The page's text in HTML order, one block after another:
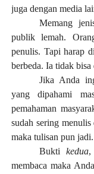
juga dengan media
Memang
publik lemah.
penulis. Tapi harap
berbeda. Ia tidak bisa
Jika Anda
yang dipahami
pemahaman
sudah sering
maka tulisan pun jadi.
Bukti kedua,
membaca maka